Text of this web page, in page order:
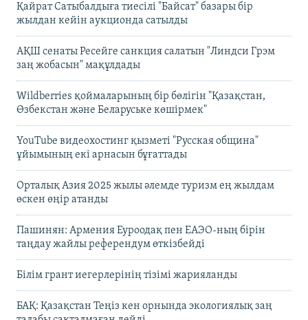
Қайрат Сатыбалдыға тиесілі "Байсат" базары бір
жылдан кейін аукционда сатылды
АҚШ сенаты Ресейге санкция салатын "Линдси Грэм
заң жобасын" мақұлдады
Wildberries қоймаларының бір бөлігін "Қазақстан,
Өзбекстан және Беларуське көшірмек"
YouTube видеохостинг қызметі "Русская община"
ұйымының екі арнасын бұғаттады
Орталық Азия 2025 жылы әлемде туризм ең жылдам
өскен өңір атанды
Пашинян: Армения Еуроодақ пен ЕАЭО-ның бірін
таңдау жайлы референдум өткізбейді
Білім грант иегерлерінің тізімі жарияланды
БАҚ: Қазақстан Теңіз кен орнында экологиялық заң